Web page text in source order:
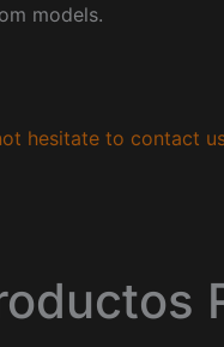
models.
hesitate to contact